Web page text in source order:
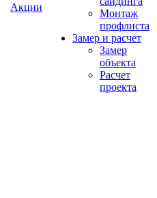
Акции
Монтаж
профлиста
Замер и расчет
Замер
объекта
Расчет
проекта